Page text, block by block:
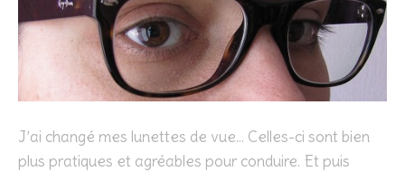
J’ai changé mes lunettes de vue… Celles-ci sont bien
plus pratiques et agréables pour conduire. Et puis